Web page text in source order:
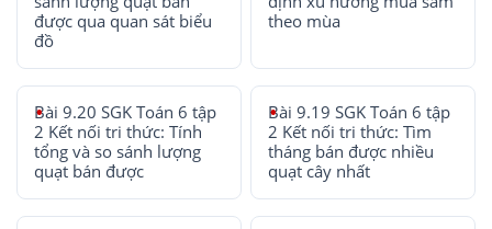
được qua quan sát biểu
đồ
theo mùa
Bài 9.20 SGK Toán 6 tập
2 Kết nối tri thức: Tính
tổng và so sánh lượng
quạt bán được
Bài 9.19 SGK Toán 6 tập
2 Kết nối tri thức: Tìm
tháng bán được nhiều
quạt cây nhất